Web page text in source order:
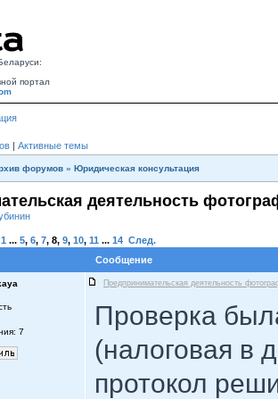
портал
| Активные темы
форумов » Юридическая консультация
деятельность
1 ... 5, 6, 7, 8, 9, 10, 11 ... 14 След.
Сообщение
Предпринимательская деятельность
7
Проверка
(налоговая в
протокол